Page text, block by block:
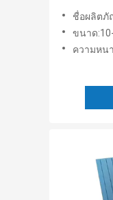
ใต้พื้น
ชื่อผลิตภัณฑ์
ขนาด
ความหน